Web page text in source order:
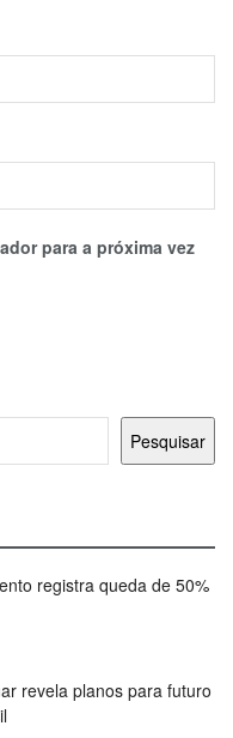
para a próxima vez
Pesquisar
registra queda de 50%
revela planos para futuro